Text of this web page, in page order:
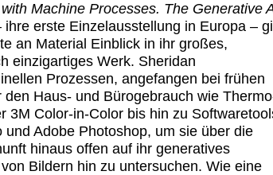
Machine Processes. The Generative
ihre erste Einzelausstellung in Europa –
an Material Einblick in ihr großes,
einzigartiges Werk. Sheridan
Prozessen, angefangen bei frühen
Haus- und Bürogebrauch wie
3M Color-in-Color bis hin zu
Adobe Photoshop, um sie über die
hinaus offen auf ihr generatives
Bildern hin zu untersuchen. Wie eine